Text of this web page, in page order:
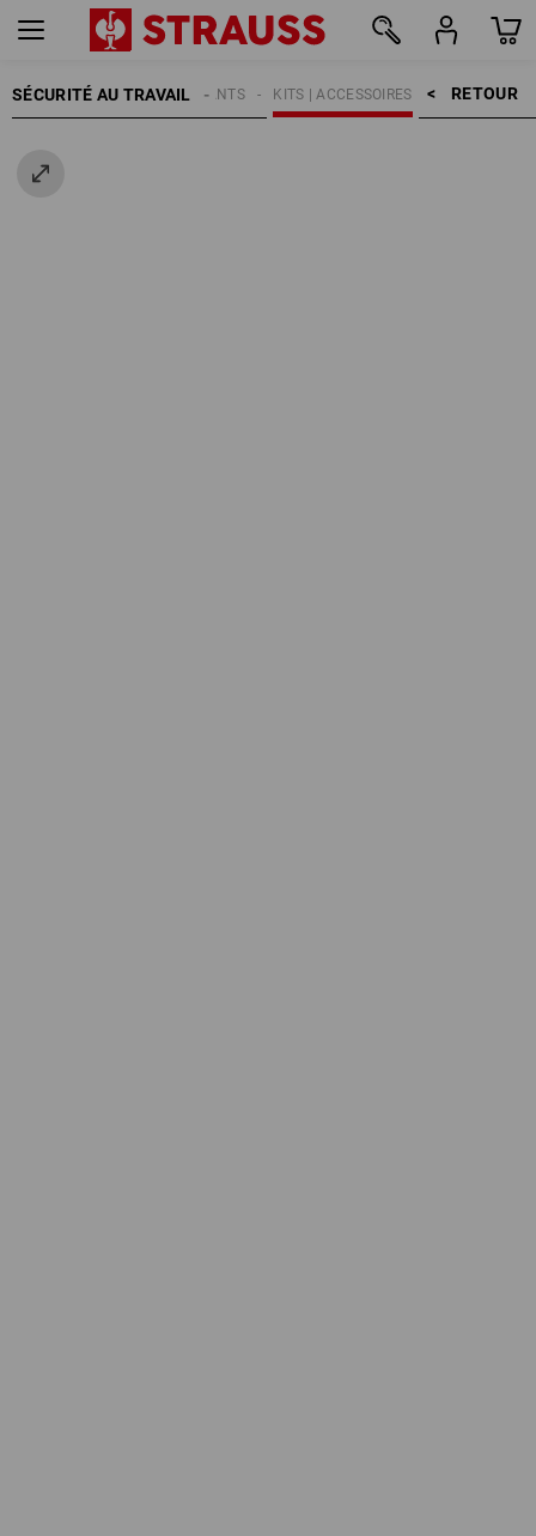
SÉCURITÉ AU TRAVAIL RETOUR    >
KITS | ACCESSOIRES
GANTS